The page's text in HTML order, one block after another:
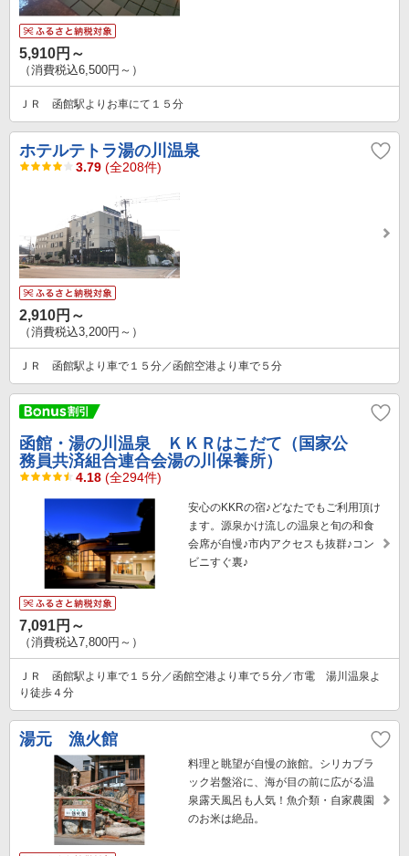
5,910円～
（消費税込6,500円～）
ＪＲ 函館駅よりお車にて１５分
ホテルテトラ湯の川温泉
3.79 (全208件)
2,910円～
（消費税込3,200円～）
ＪＲ 函館駅より車で１５分／函館空港より車で５分
函館・湯の川温泉 ＫＫＲはこだて（国家公
務員共済組合連合会湯の川保養所）
4.18 (全294件)
安心のKKRの宿♪どなたでもご利用頂け
ます。源泉かけ流しの温泉と旬の和食
会席が自慢♪市内アクセスも抜群♪コン
ビニすぐ裏♪
7,091円～
（消費税込7,800円～）
ＪＲ 函館駅より車で１５分／函館空港より車で５分／市電 湯川温泉よ
り徒歩４分
湯元 漁火館
料理と眺望が自慢の旅館。シリカブラ
ック岩盤浴に、海が目の前に広がる温
泉露天風呂も人気！魚介類・自家農園
のお米は絶品。